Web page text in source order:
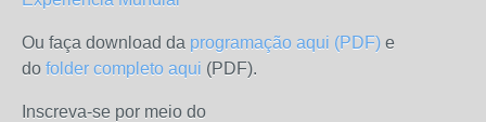
Ou faça download da programação aqui (PDF) e
do folder completo aqui (PDF).
Inscreva-se por meio do